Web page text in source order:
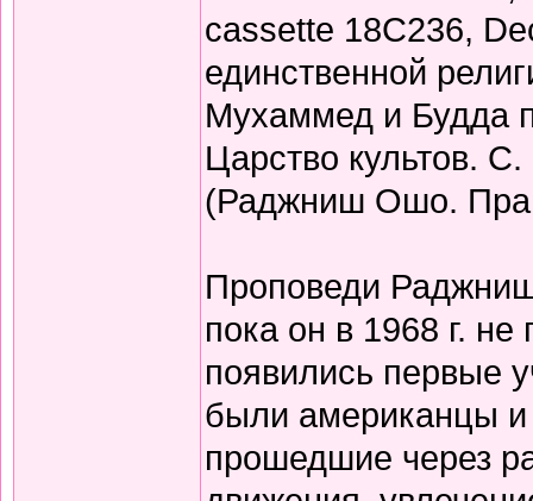
cassette 18C236,
единственной
Мухаммед и Будда
Царство культов.
(Раджниш Ошо.
Проповеди
пока он в 1968 г.
появились первые
были американцы и
прошедшие через